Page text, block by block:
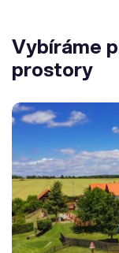
Vybíráme
prostory